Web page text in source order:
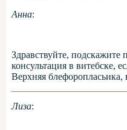
Анна:
Здравствуйте, подскажите
консультация в витебске,
Верхняя
Лиза: